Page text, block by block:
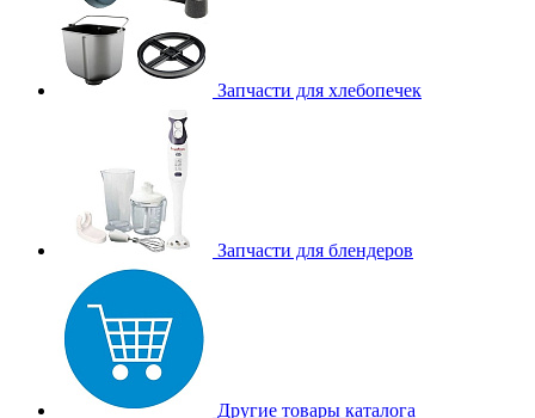
Запчасти для хлебопечек
Запчасти для блендеров
Другие товары каталога